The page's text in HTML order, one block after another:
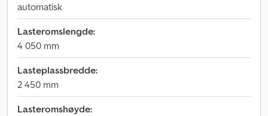
automatisk
Lasteromslengde:
4 050 mm
Lasteplassbredde:
2 450 mm
Lasteromshøyde: